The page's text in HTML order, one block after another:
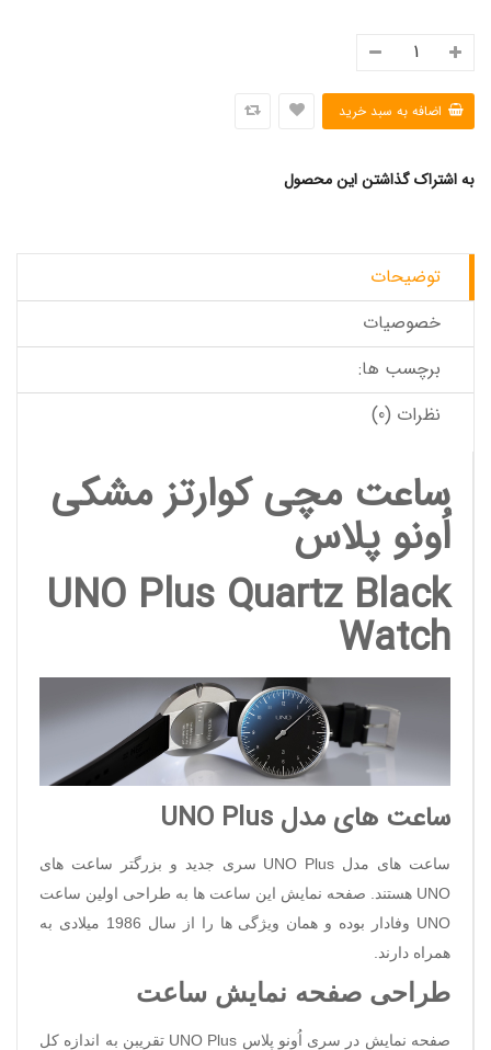
به اشتراک گذاشتن این محصول
توضیحات
خصوصیات
برچسب ها:
نظرات (0)
ساعت مچی کوارتز مشکی
اُونو پلاس
UNO Plus Quartz Black
Watch
ساعت های مدل UNO Plus
ساعت های مدل UNO Plus سری جدید و بزرگتر ساعت های
UNO هستند. صفحه نمایش این ساعت ها به طراحی اولین ساعت
UNO
وفادار بوده و همان ویژگی ها را از سال 1986 میلادی به
همراه دارند.
طراحی صفحه نمایش ساعت
صفحه نمایش در سری اُونو پلاس UNO Plus تقریبن به اندازه کل